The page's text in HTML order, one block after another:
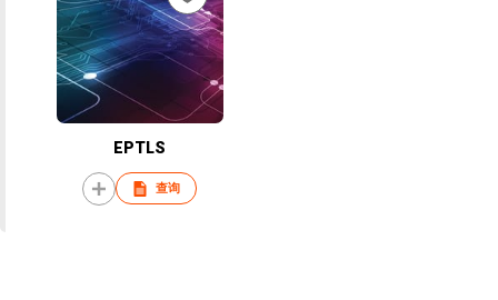
EPTLS
查询